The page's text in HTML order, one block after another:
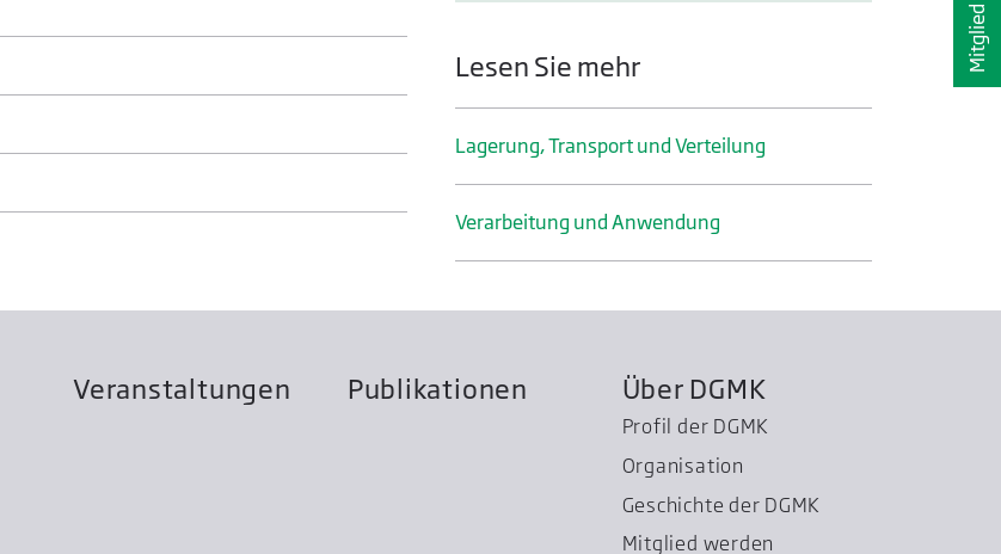
Lesen Sie mehr
Lagerung, Transport und Verteilung
Verarbeitung und Anwendung
Veranstaltungen Publikationen Über DGMK
Profil der DGMK
Organisation
Geschichte der DGMK
Mitglied werden